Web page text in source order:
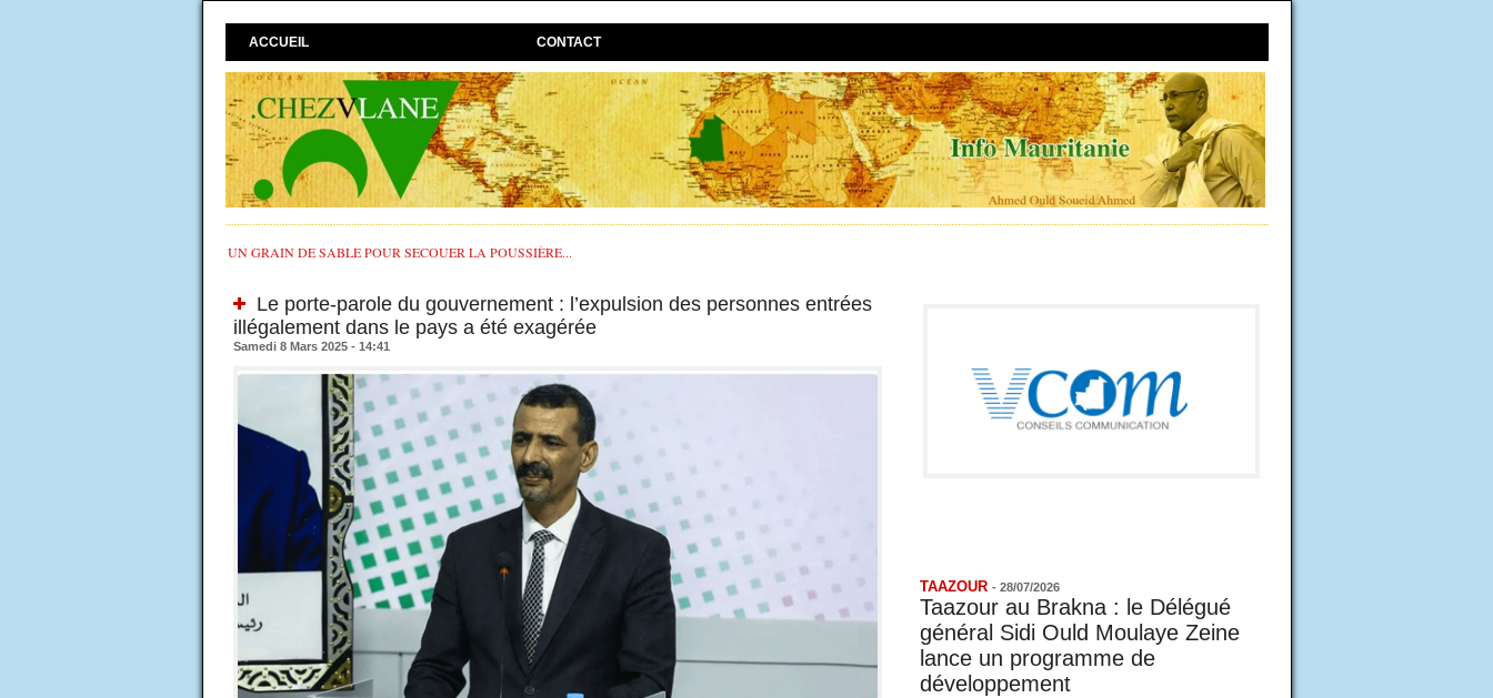
ACCUEIL CONTACT
UN GRAIN DE SABLE POUR SECOUER LA POUSSIÈRE...
Le porte-parole du gouvernement : l’expulsion des personnes entrées
illégalement dans le pays a été exagérée
Samedi 8 Mars 2025 - 14:41
TAAZOUR - 28/07/2026
Taazour au Brakna : le Délégué
général Sidi Ould Moulaye Zeine
lance un programme de
développement